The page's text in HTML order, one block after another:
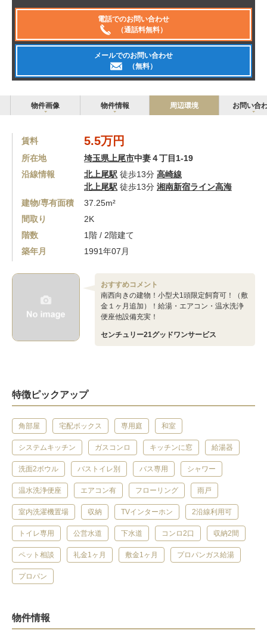
電話でのお問い合わせ
（通話料無料）
メールでのお問い合わせ
（無料）
物件画像 物件情報 周辺環境 お問い合
賃料 5.5万円
所在地 埼玉県上尾市中妻４丁目1-19
沿線情報
北上尾駅 徒歩13分 高崎線
北上尾駅 徒歩13分 湘南新宿ライン高海
建物/専有面積
37.25m²
間取り
2K
階数
1階 / 2階建て
築年月
1991年07月
おすすめコメント
南西向きの建物！小型犬1頭限定飼育可！（敷
金１ヶ月追加）！給湯・エアコン・温水洗浄
便座他設備充実！
センチュリー21グッドワンサービス
特徴ピックアップ
角部屋 宅配ボックス 専用庭 和室
システムキッチン ガスコンロ キッチンに窓 給湯器
洗面2ボウル バストイレ別 バス専用 シャワー
温水洗浄便座 エアコン有 フローリング 雨戸
室内洗濯機置場 収納 TVインターホン 2沿線利用可
トイレ専用 公営水道 下水道 コンロ2口 収納2間
ペット相談 礼金1ヶ月 敷金1ヶ月 プロパンガス給湯
プロパン
物件情報